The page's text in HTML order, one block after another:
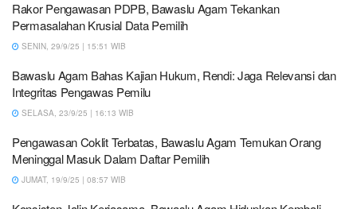
Rakor Pengawasan PDPB, Bawaslu Agam Tekankan
Permasalahan Krusial Data Pemilih
SENIN, 29/9/25 | 15:51 WIB
Bawaslu Agam Bahas Kajian Hukum, Rendi: Jaga Relevansi dan
Integritas Pengawas Pemilu
SELASA, 23/9/25 | 16:13 WIB
Pengawasan Coklit Terbatas, Bawaslu Agam Temukan Orang
Meninggal Masuk Dalam Daftar Pemilih
JUMAT, 19/9/25 | 08:57 WIB